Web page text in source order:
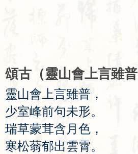
頌古 （靈山會上言雖普
靈山會 上言雖普 ，
少室峰前句未形。
瑞草蒙茸含 月 色 ，
寒松蓊郁出雲霄。